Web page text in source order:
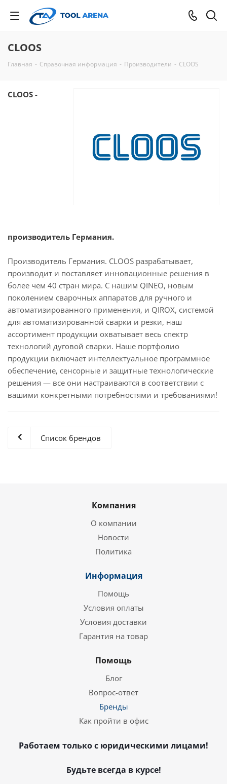
CLOOS
Главная - Справочная информация - Производители - CLOOS
CLOOS -
производитель Германия.
Производитель Германия. CLOOS разрабатывает,
производит и поставляет инновационные решения в
более чем 40 стран мира. С нашим QINEO, новым
поколением сварочных аппаратов для ручного и
автоматизированного применения, и QIROX, системой
для автоматизированной сварки и резки, наш
ассортимент продукции охватывает весь спектр
технологий дуговой сварки. Наше портфолио
продукции включает интеллектуальное программное
обеспечение, сенсорные и защитные технологические
решения — все они настраиваются в соответствии с
вашими конкретными потребностями и требованиями!
Список брендов
Компания
О компании
Новости
Политика
Информация
Помощь
Условия оплаты
Условия доставки
Гарантия на товар
Помощь
Блог
Вопрос-ответ
Бренды
Как пройти в офис
Работаем только с юридическими лицами!
Будьте всегда в курсе!